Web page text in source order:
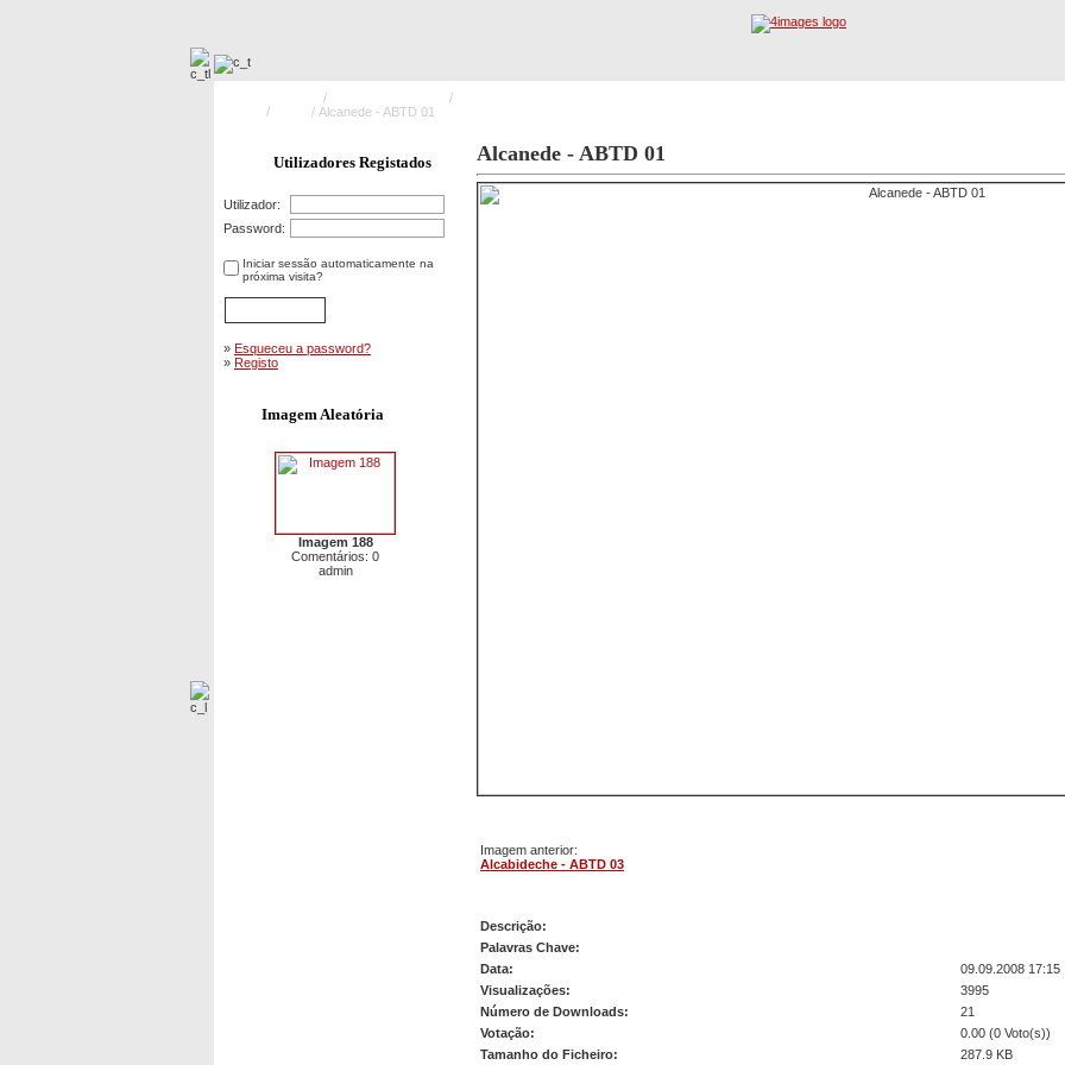
/ /
/ / Alcanede - ABTD 01
Utilizadores Registados
Utilizador:
Password:
Iniciar sessão automaticamente na
próxima visita?
» Esqueceu a password?
» Registo
Imagem Aleatória
Imagem 188
Comentários: 0
admin
Alcanede - ABTD 01
Imagem anterior:
Alcabideche - ABTD 03
Descrição:
Palavras Chave:
Data:
09.09.2008 17:15
Visualizações:
3995
Número de Downloads:
21
Votação:
0.00 (0 Voto(s))
Tamanho do Ficheiro:
287.9 KB